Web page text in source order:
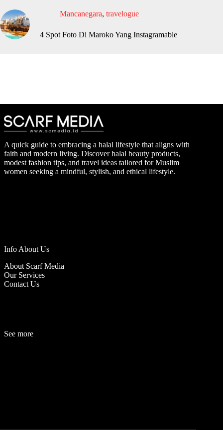
Mancanegara, travelogue
4 Spot Foto Di Maroko Yang Instagramable
A quick guide to embracing a halal lifestyle that aligns with
faith and modern living. Discover halal beauty products,
modest fashion tips, and travel ideas tailored for Muslim
women seeking a mindful, stylish, and ethical lifestyle.
Info About Us
About Scarf Media
Our Services
Contact Us
See more